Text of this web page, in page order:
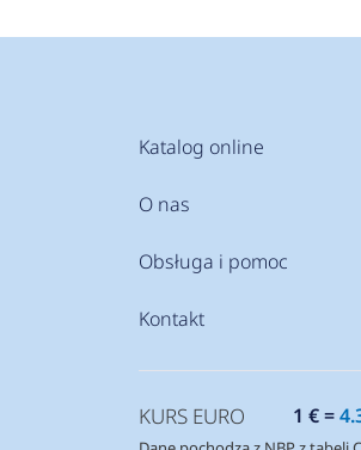
Katalog online
O nas
Obsługa i pomoc
Kontakt
KURS EURO 1 € =